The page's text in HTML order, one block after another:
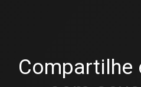
Compartilhe